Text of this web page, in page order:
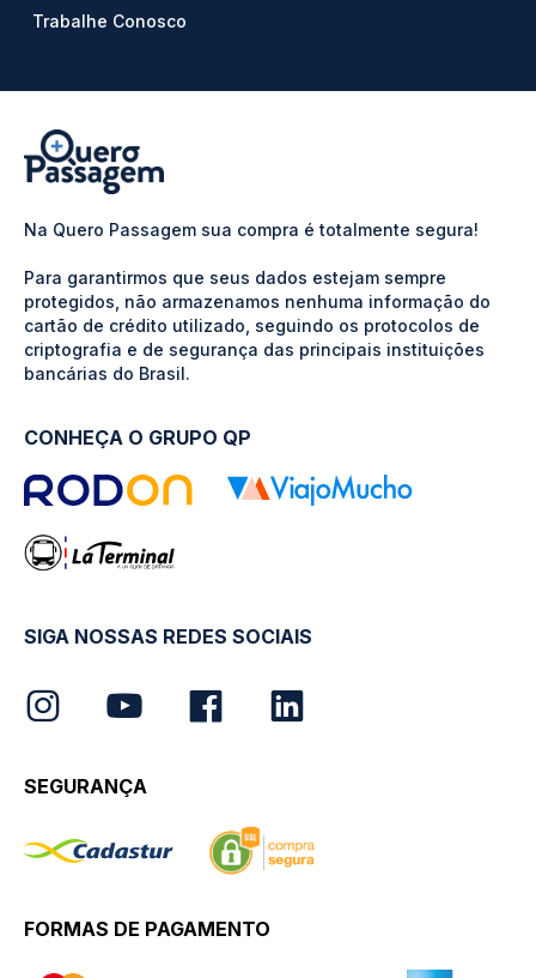
Trabalhe Conosco
Na Quero Passagem sua compra é totalmente segura!
Para garantirmos que seus dados estejam sempre
protegidos, não armazenamos nenhuma informação do
cartão de crédito utilizado, seguindo os protocolos de
criptografia e de segurança das principais instituições
bancárias do Brasil.
CONHEÇA O GRUPO QP
SIGA NOSSAS REDES SOCIAIS
SEGURANÇA
FORMAS DE PAGAMENTO